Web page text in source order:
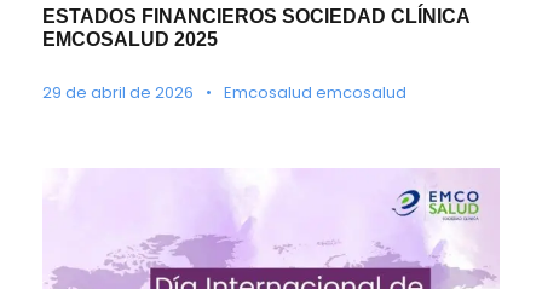
ESTADOS FINANCIEROS SOCIEDAD CLÍNICA
EMCOSALUD 2025
29 de abril de 2026 • Emcosalud emcosalud